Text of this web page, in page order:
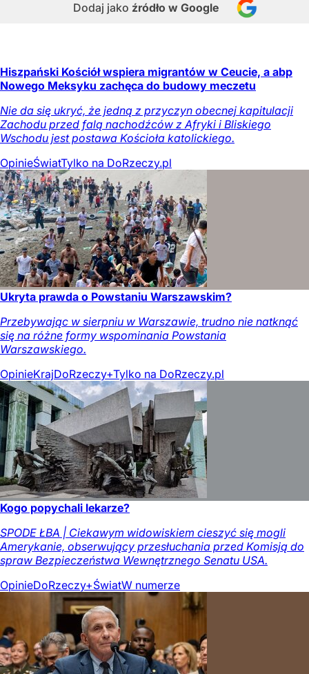
Dodaj jako źródło w Google
Hiszpański Kościół wspiera migrantów w Ceucie, a abp
Nowego Meksyku zachęca do budowy meczetu
Nie da się ukryć, że jedną z przyczyn obecnej kapitulacji
Zachodu przed falą nachodźców z Afryki i Bliskiego
Wschodu jest postawa Kościoła katolickiego.
OpinieŚwiatTylko na DoRzeczy.pl
Ukryta prawda o Powstaniu Warszawskim?
Przebywając w sierpniu w Warszawie, trudno nie natknąć
się na różne formy wspominania Powstania
Warszawskiego.
OpinieKrajDoRzeczy+Tylko na DoRzeczy.pl
Kogo popychali lekarze?
SPODE ŁBA | Ciekawym widowiskiem cieszyć się mogli
Amerykanie, obserwujący przesłuchania przed Komisją do
spraw Bezpieczeństwa Wewnętrznego Senatu USA.
OpinieDoRzeczy+ŚwiatW numerze